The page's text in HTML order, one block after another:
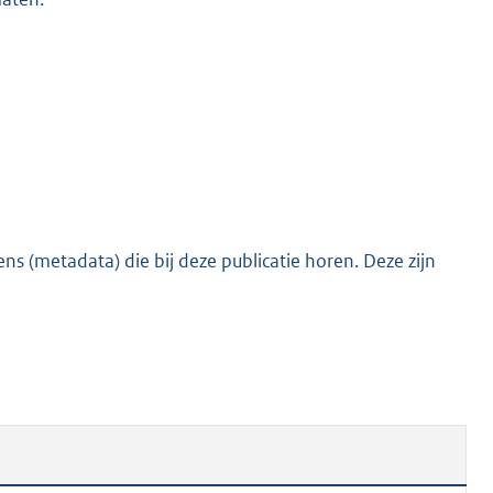
b
(metadata) die bij deze publicatie horen. Deze zijn